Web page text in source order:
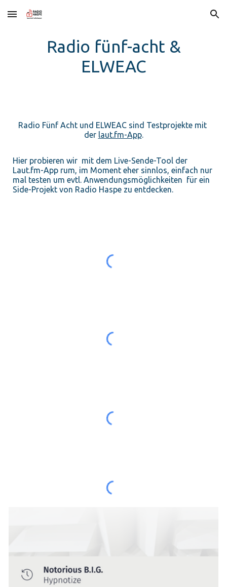
Skip to main content Skip to navigation
Radio fünf-acht &
ELWEAC
Radio Fünf Acht und ELWEAC sind Testprojekte mit
der laut.fm-App.
Hier probieren wir mit dem Live-Sende-Tool der
Laut.fm-App rum, im Moment eher sinnlos, einfach nur
mal testen um evtl. Anwendungsmöglichkeiten für ein
Side-Projekt von Radio Haspe zu entdecken.